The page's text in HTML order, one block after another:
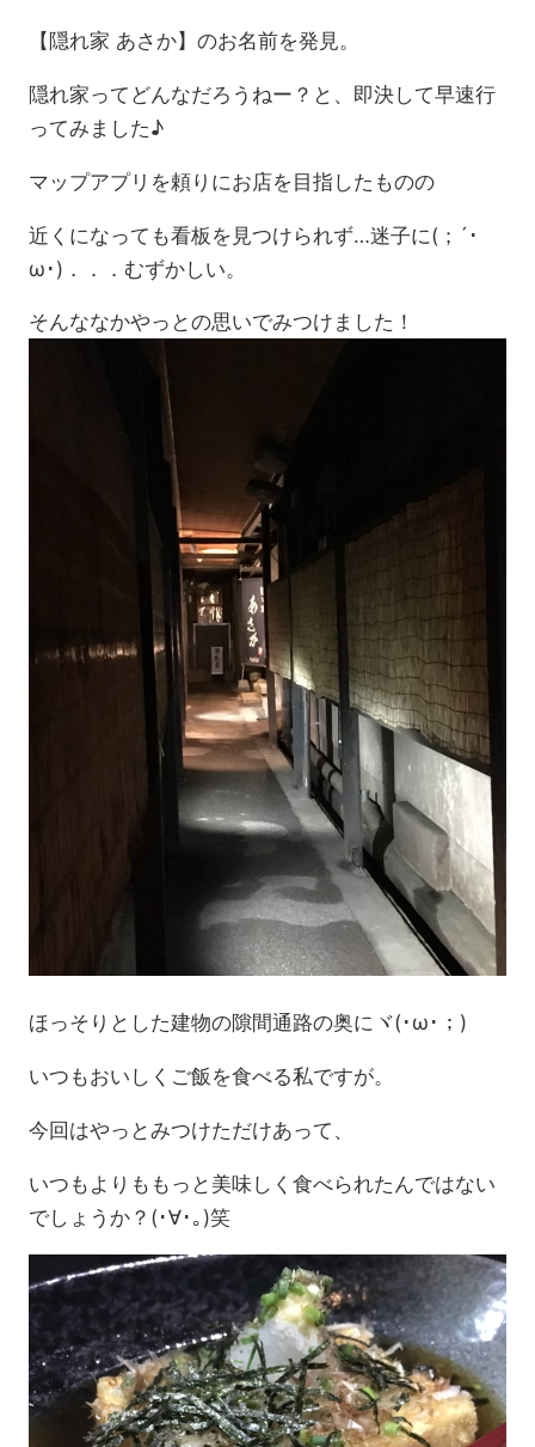
【隠れ家 あさか】のお名前を発見。
隠れ家ってどんなだろうねー？と、即決して早速行
ってみました♪
マップアプリを頼りにお店を目指したものの
近くになっても看板を見つけられず…迷子に(；´･
ω･)．．．むずかしい。
そんななかやっとの思いでみつけました！
ほっそりとした建物の隙間通路の奥にヾ(･ω･；)
いつもおいしくご飯を食べる私ですが。
今回はやっとみつけただけあって、
いつもよりももっと美味しく食べられたんではない
でしょうか？(･∀･｡)笑